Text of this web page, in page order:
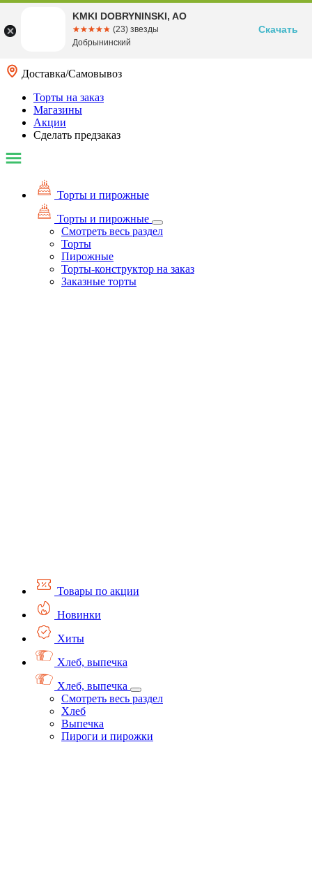
Доставка/Самовывоз
Торты на заказ
Магазины
Акции
Сделать предзаказ
Торты и пирожные
Торты и пирожные
Смотреть весь раздел
Торты
Пирожные
Торты-конструктор на заказ
Заказные торты
Товары по акции
Новинки
Хиты
Хлеб, выпечка
Хлеб, выпечка
Смотреть весь раздел
Хлеб
Выпечка
Пироги и пирожки
KMKI DOBRYNINSKI, AO
☆☆☆☆☆
★★★★★ (23) звезды
Добрынинский
Скачать